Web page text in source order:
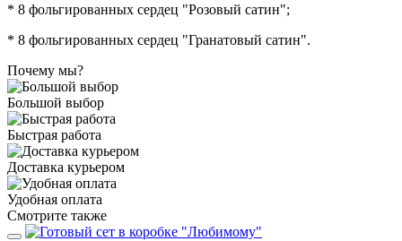
* 8 фольгированных сердец "Розовый сатин";
* 8 фольгированных сердец "Гранатовый сатин".
Почему мы?
Большой выбор
Быстрая работа
Доставка курьером
Удобная оплата
Смотрите также